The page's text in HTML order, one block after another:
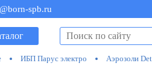
spb.ru
ИБП Парус электро Аэрозоли